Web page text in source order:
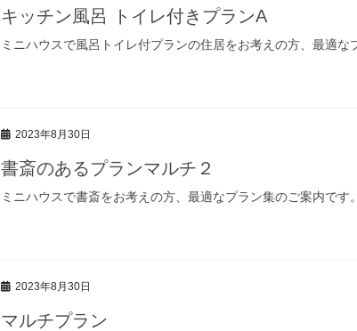
キッチン風呂 トイレ付きプランA
ミニハウスで風呂トイレ付プランの住居をお考えの方、最適な
2023年8月30日
書斎のあるプランマルチ２
ミニハウスで書斎をお考えの方、最適なプラン集のご案内です。
2023年8月30日
マルチプラン